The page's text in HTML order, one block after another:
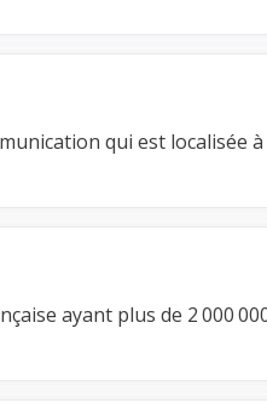
qui est localisée
ayant plus de 2 000